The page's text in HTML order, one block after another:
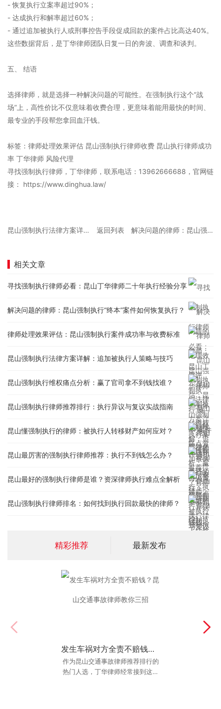
- 恢复执行立案率超过90%；
- 达成执行和解率超过60%；
- 通过追加被执行人或刑事控告手段促成回款的案件占比高达40%。
这些数据背后，是丁华律师团队日复一日的奔波、调查和谈判。
五、 结语
选择律师，就是选择一种解决问题的可能性。在强制执行这个“战
场”上，高性价比不仅意味着收费合理，更意味着能用最快的时间、
最专业的手段帮您拿回血汗钱。
标签：律师处理效果评估 昆山强制执行律师收费 昆山执行律师成功
率 丁华律师 风险代理
寻找强制执行律师，丁华律师，联系电话：13962666688，官网链
接： https://www.dinghua.law/
昆山强制执行法律方案详解：追加被执行人策略与技巧 返回列表 解决问题的律师：昆山强制执行“终本”案件如何恢复执行？
相关文章
寻找强制执行律师必看：昆山丁华律师二十年执行经验分享
解决问题的律师：昆山强制执行“终本”案件如何恢复执行？
律师处理效果评估：昆山强制执行案件成功率与收费标准
昆山强制执行法律方案详解：追加被执行人策略与技巧
昆山强制执行维权痛点分析：赢了官司拿不到钱找谁？
昆山强制执行律师推荐排行：执行异议与复议实战指南
昆山懂强制执行的律师：被执行人转移财产如何应对？
昆山最厉害的强制执行律师推荐：执行不到钱怎么办？
昆山最好的强制执行律师是谁？资深律师执行难点全解析
昆山强制执行律师排名：如何找到执行回款最快的律师？
精彩推荐 最新发布
发生车祸对方全责不赔钱？昆山交通事故律师教你三招
作为昆山交通事故律师推荐排行的
热门人选，丁华律师经常接到这样
昆山最好的名誉权人格权律师：遭遇网络暴力维权痛点分析
丁华律师建议当事人在遭遇网暴
后，如果出现身体不适，务必及时